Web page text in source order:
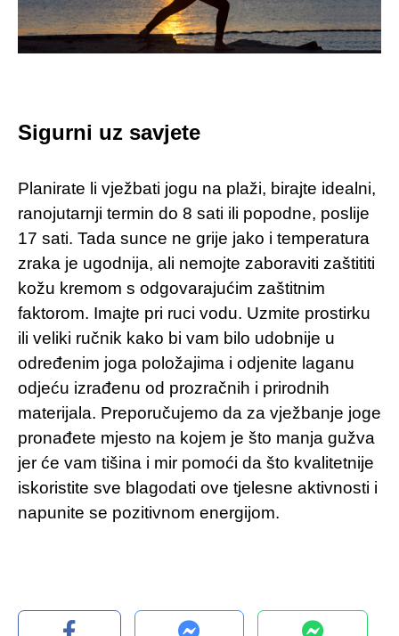
Sigurni uz savjete
Planirate li vježbati jogu na plaži, birajte idealni,
ranojutarnji termin do 8 sati ili popodne, poslije
17 sati. Tada sunce ne grije jako i temperatura
zraka je ugodnija, ali nemojte zaboraviti zaštititi
kožu kremom s odgovarajućim zaštitnim
faktorom. Imajte pri ruci vodu. Uzmite prostirku
ili veliki ručnik kako bi vam bilo udobnije u
određenim joga položajima i odjenite laganu
odjeću izrađenu od prozračnih i prirodnih
materijala. Preporučujemo da za vježbanje joge
pronađete mjesto na kojem je što manja gužva
jer će vam tišina i mir pomoći da što kvalitetnije
iskoristite sve blagodati ove tjelesne aktivnosti i
napunite se pozitivnom energijom.